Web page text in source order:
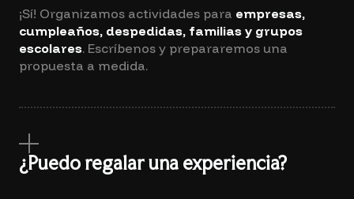
¡Sí! Organizamos actividades para empresas,
cumpleaños, despedidas, familias y grupos
escolares. Escríbenos y prepararemos una
propuesta a medida.
¿Puedo regalar una experiencia?